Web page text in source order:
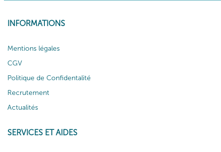
INFORMATIONS
Mentions légales
CGV
Politique de Confidentalité
Recrutement
Actualités
SERVICES ET AIDES